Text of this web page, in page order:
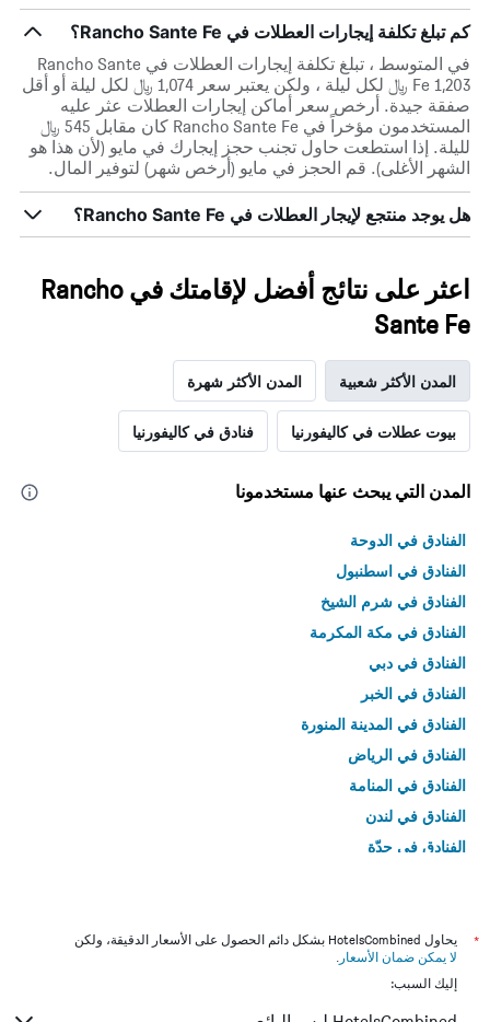
كم تبلغ تكلفة إيجارات العطلات في Rancho Sante Fe؟
في المتوسط ، تبلغ تكلفة إيجارات العطلات في Rancho Sante
Fe 1,203 ﷼ لكل ليلة ، ولكن يعتبر سعر 1,074 ﷼ لكل ليلة أو أقل
صفقة جيدة. أرخص سعر أماكن إيجارات العطلات عثر عليه
المستخدمون مؤخراً في Rancho Sante Fe كان مقابل 545 ﷼
لليلة. إذا استطعت حاول تجنب حجز إيجارك في مايو (لأن هذا هو
الشهر الأغلى). قم الحجز في مايو (أرخص شهر) لتوفير المال.
هل يوجد منتجع لإيجار العطلات في Rancho Sante Fe؟
اعثر على نتائج أفضل لإقامتك في Rancho
Sante Fe
المدن الأكثر شعبية المدن الأكثر شهرة
بيوت عطلات في كاليفورنيا فنادق في كاليفورنيا
المدن التي يبحث عنها مستخدمونا
الفنادق في الدوحة
الفنادق في اسطنبول
الفنادق في شرم الشيخ
الفنادق في مكة المكرمة
الفنادق في دبي
الفنادق في الخبر
الفنادق في المدينة المنورة
الفنادق في الرياض
الفنادق في المنامة
الفنادق في لندن
الفنادق في جدّة
*
يحاول HotelsCombined بشكل دائم الحصول على الأسعار الدقيقة، ولكن
لا يمكن ضمان الأسعار .
إليك السبب: